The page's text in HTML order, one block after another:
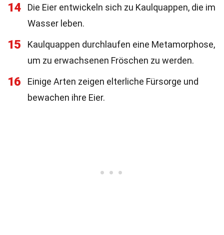
14
Die Eier entwickeln sich zu Kaulquappen, die im
Wasser leben.
15
Kaulquappen durchlaufen eine Metamorphose,
um zu erwachsenen Fröschen zu werden.
16
Einige Arten zeigen elterliche Fürsorge und
bewachen ihre Eier.